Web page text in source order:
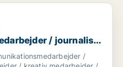
/
/ journalist
/ kreativ medarbejder
/